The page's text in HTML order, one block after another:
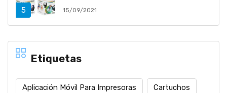
15/09/2021
Etiquetas
Aplicación Móvil Para Impresoras Cartuchos